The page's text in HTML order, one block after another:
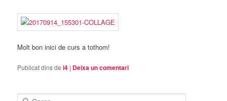
Molt bon inici de curs a tothom!
Publicat dins de i4 | Deixa un comentari